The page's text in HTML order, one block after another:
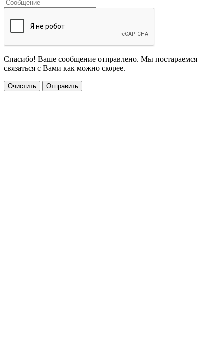
Спасибо! Ваше сообщение отправлено. Мы постараемся
связаться с Вами как можно скорее.
Очистить Отправить